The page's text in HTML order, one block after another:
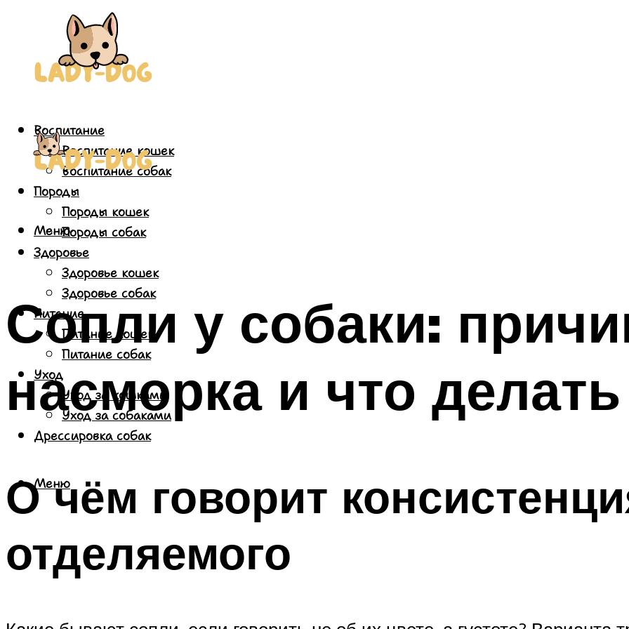
Воспитание
Воспитание кошек
Воспитание собак
Породы
Породы кошек
Породы собак
Здоровье
Здоровье кошек
Здоровье собак
Питание
Питание кошек
Питание собак
Уход
Уход за кошками
Уход за собаками
Дрессировка собак
Меню
Меню
Сопли у собаки:
насморка и что делать
О чём говорит
отделяемого